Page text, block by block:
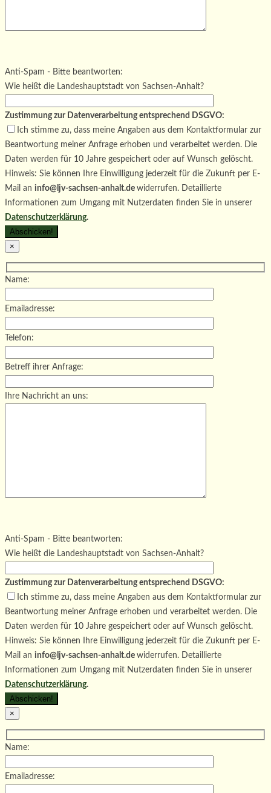
Bitte lasse dieses Feld leer.
Anti-Spam - Bitte beantworten:
Wie heißt die Landeshauptstadt von Sachsen-Anhalt?
Zustimmung zur Datenverarbeitung entsprechend DSGVO:
Ich stimme zu, dass meine Angaben aus dem Kontaktformular zur
Beantwortung meiner Anfrage erhoben und verarbeitet werden. Die
Daten werden für 10 Jahre gespeichert oder auf Wunsch gelöscht.
Hinweis: Sie können Ihre Einwilligung jederzeit für die Zukunft per E-
Mail an info@ljv-sachsen-anhalt.de widerrufen. Detaillierte
Informationen zum Umgang mit Nutzerdaten finden Sie in unserer
Datenschutzerklärung.
×
Name:
Emailadresse:
Telefon:
Betreff ihrer Anfrage:
Ihre Nachricht an uns:
Bitte lasse dieses Feld leer.
Anti-Spam - Bitte beantworten:
Wie heißt die Landeshauptstadt von Sachsen-Anhalt?
Zustimmung zur Datenverarbeitung entsprechend DSGVO:
Ich stimme zu, dass meine Angaben aus dem Kontaktformular zur
Beantwortung meiner Anfrage erhoben und verarbeitet werden. Die
Daten werden für 10 Jahre gespeichert oder auf Wunsch gelöscht.
Hinweis: Sie können Ihre Einwilligung jederzeit für die Zukunft per E-
Mail an info@ljv-sachsen-anhalt.de widerrufen. Detaillierte
Informationen zum Umgang mit Nutzerdaten finden Sie in unserer
Datenschutzerklärung.
×
Name:
Emailadresse: